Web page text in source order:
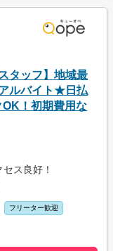
タッフ】地域最
ルバイト★日払
！初期費用な
ス良好！
フリーター歓迎